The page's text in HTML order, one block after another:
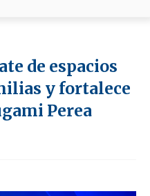
de espacios
y fortalece
Perea